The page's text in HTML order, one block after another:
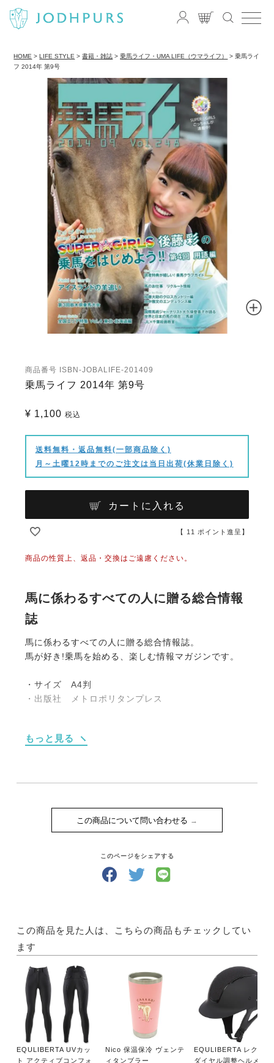
HOME LIFE STYLE 書籍・雑誌 乗馬ライフ・UMA LIFE（ウマライフ）
乗馬ライ
フ 2014年 第9号
商品番号 ISBN-JOBALIFE-201409
乗馬ライフ 2014年 第9号
¥ 1,100 税込
送料無料・返品無料(一部商品除く)
月～土曜12時までのご注文は当日出荷(休業日除く)
カートに入れる
【 11 ポイント進呈】
商品の性質上、返品・交換はご遠慮ください。
馬に係わるすべての人に贈る総合情報
誌
馬に係わるすべての人に贈る総合情報誌。
馬が好き!乗馬を始める、楽しむ情報マガジンです。
・サイズ A4判
・出版社 メトロポリタンプレス
■Top of the Month
連載4回目は、すでにかなり前に決まっていた乗馬
らせ！そして今後のライセンス取得のために必要な乗
馬用語解説だ。
●アイスランドの羊追い
羊とともに暮らす氷の国の人びとと馬に触れ合う外
スランド。この島国のウール製品は高い品質で知られ
ている。牧畜も盛んで数多くの羊が飼育されている。
今回のアイスランド外乗ツアーは放牧されている羊た
ちを集める、「羊追い」ツアーだ。
■Score Board & Arena Special
●全国各地の競技会結果発表
競技会にチャレンジする全国のライダーのためにお
送りする“Score Board”。天候が何だかおかしな今日
この頃ですが、暑いです（笑）。競技会シーズンも少
もっと見る
この商品について問い合わせる
このページをシェアする
この商品を見た人は、こちらの商品もチェックしてい
ます
EQULIBERTA UVカッ
ト アクティブコンフォ
Nico 保温保冷 ヴェンテ
ィタンブラー
EQULIBERTA レクラ
ダイヤル調整ヘルメッ